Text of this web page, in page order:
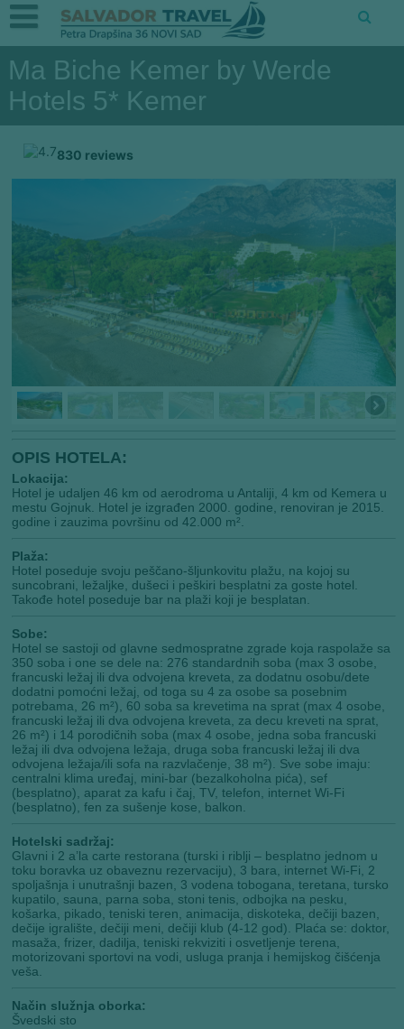
Ma Biche Kemer by Werde
Hotels 5* Kemer
OPIS HOTELA:
Lokacija:
Hotel je udaljen 46 km od aerodroma u Antaliji, 4 km od Kemera u
mestu Gojnuk. Hotel je izgrađen 2000. godine, renoviran je 2015.
godine i zauzima površinu od 42.000 m².
Plaža:
Hotel poseduje svoju peščano-šljunkovitu plažu, na kojoj su
suncobrani, ležaljke, dušeci i peškiri besplatni za goste hotel.
Takođe hotel poseduje bar na plaži koji je besplatan.
Sobe:
Hotel se sastoji od glavne sedmospratne zgrade koja raspolaže sa
350 soba i one se dele na: 276 standardnih soba (max 3 osobe,
francuski ležaj ili dva odvojena kreveta, za dodatnu osobu/dete
dodatni pomoćni ležaj, od toga su 4 za osobe sa posebnim
potrebama, 26 m²), 60 soba sa krevetima na sprat (max 4 osobe,
francuski ležaj ili dva odvojena kreveta, za decu kreveti na sprat,
26 m²) i 14 porodičnih soba (max 4 osobe, jedna soba francuski
ležaj ili dva odvojena ležaja, druga soba francuski ležaj ili dva
odvojena ležaja/ili sofa na razvlačenje, 38 m²). Sve sobe imaju:
centralni klima uređaj, mini-bar (bezalkoholna pića), sef
(besplatno), aparat za kafu i čaj, TV, telefon, internet Wi-Fi
(besplatno), fen za sušenje kose, balkon.
Hotelski sadržaj:
Glavni i 2 a’la carte restorana (turski i riblji – besplatno jednom u
toku boravka uz obaveznu rezervaciju), 3 bara, internet Wi-Fi, 2
spoljašnja i unutrašnji bazen, 3 vodena tobogana, teretana, tursko
kupatilo, sauna, parna soba, stoni tenis, odbojka na pesku,
košarka, pikado, teniski teren, animacija, diskoteka, dečiji bazen,
dečije igralište, dečiji meni, dečiji klub (4-12 god). Plaća se: doktor,
masaža, frizer, dadilja, teniski rekviziti i osvetljenje terena,
motorizovani sportovi na vodi, usluga pranja i hemijskog čišćenja
veša.
Način služnja oborka:
Švedski sto